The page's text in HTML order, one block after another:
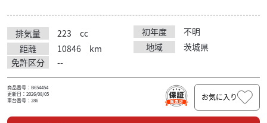
排気量 223 cc 初年度
不明
距離
10846 km 地域
茨城県
免許区分
--
商品番号：B654454
更新日：2026/08/05
車台番号：286
お気に入り